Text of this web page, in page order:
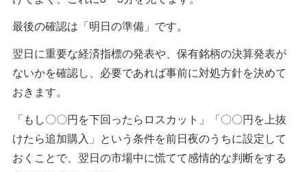
最後の確認は「明日の準備」です。
翌日に重要な経済指標の発表や、保有銘柄の決算発表が
ないかを確認し、必要であれば事前に対処方針を決めて
おきます。
「もし〇〇円を下回ったらロスカット」「〇〇円を上抜
けたら追加購入」という条件を前日夜のうちに設定して
おくことで、翌日の市場中に慌てて感情的な判断をする